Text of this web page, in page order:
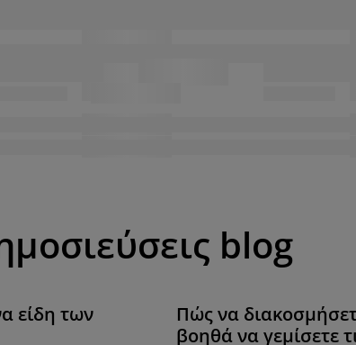
blog
είδη των
Πώς να
βοηθά να γεμίσετε